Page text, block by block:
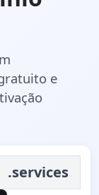
e
.services